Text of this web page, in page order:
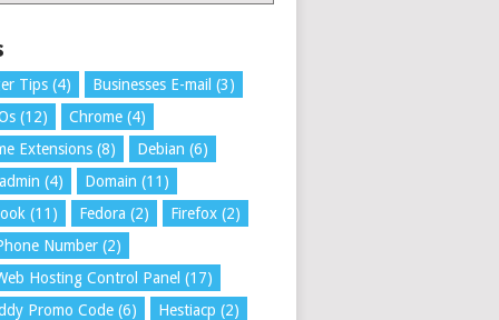
Tips (4) Businesses E-mail (3)
(12) Chrome (4)
Extensions (8) Debian (6)
(4) Domain (11)
(11) Fedora (2) Firefox (2)
Number (2)
Hosting Control Panel (17)
Promo Code (6) Hestiacp (2)